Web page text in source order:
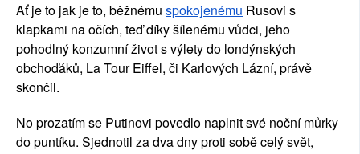
Ať je to jak je to, běžnému spokojenému Rusovi s
klapkami na očích, teď díky šílenému vůdci, jeho
pohodlný konzumní život s výlety do londýnských
obchoďáků, La Tour Eiffel, či Karlových Lázní, právě
skončil.
No prozatím se Putinovi povedlo naplnit své noční můrky
do puntíku. Sjednotil za dva dny proti sobě celý svět,